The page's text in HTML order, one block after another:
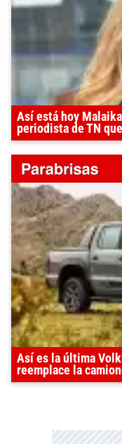
Así está hoy
periodista de TN
Así es la última
reemplace la